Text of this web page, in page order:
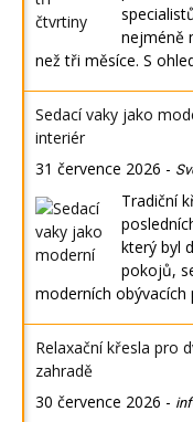
nejméně
než tři měsíce. S
Sedací vaky jako
interiér
31 července 2026 -
Tradiční
který byl
pokojů,
moderních
Relaxační křesla pro
zahradě
30 července 2026 -